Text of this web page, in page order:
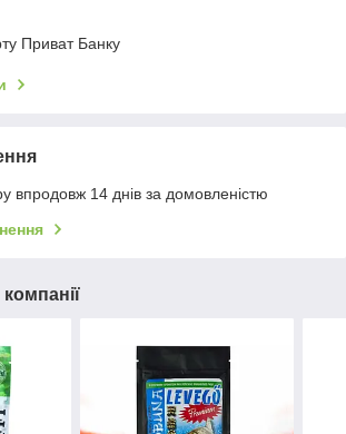
Приват Банку
впродовж 14 днів за домовленістю